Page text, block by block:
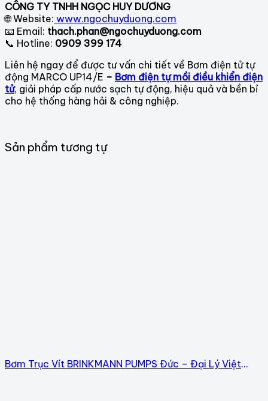
CÔNG TY TNHH NGỌC HUY DƯƠNG
🌐 Website: www.ngochuyduong.com
📧 Email: thach.phan@ngochuyduong.com
📞 Hotline: 0909 399 174
Liên hệ ngay để được tư vấn chi tiết về Bơm điện tử tự
động MARCO UP14/E – Bơm điện tự mồi điều khiển điện
tử, giải pháp cấp nước sạch tự động, hiệu quả và bền bỉ
cho hệ thống hàng hải & công nghiệp.
Sản phẩm tương tự
Bơm Trục Vít BRINKMANN PUMPS Đức – Đại Lý Việt